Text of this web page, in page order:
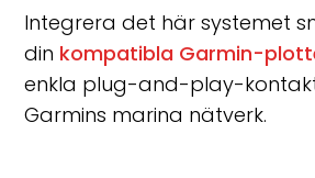
Integrera det här systemet
din kompatibla Garmin-
enkla plug-and-play-
Garmins marina nätverk.